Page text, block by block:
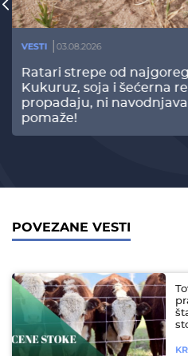
VESTI 03.08.2026
Ratari strepe od
Kukuruz, soja i šećerna
propadaju, ni
pomaže!
POVEZANE VESTI